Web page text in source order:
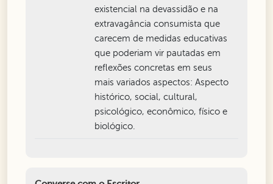
existencial na devassidão e na
extravagância consumista que
carecem de medidas educativas
que poderiam vir pautadas em
reflexões concretas em seus
mais variados aspectos: Aspecto
histórico, social, cultural,
psicológico, econômico, físico e
biológico.